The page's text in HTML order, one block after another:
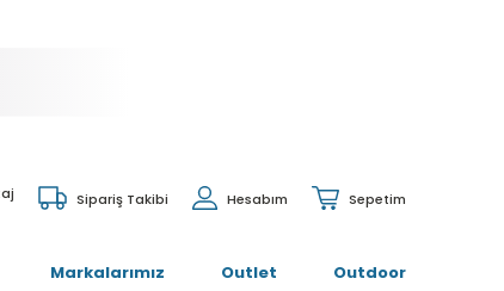
Sepetim
Hesabım
Sipariş Takibi
Markalarımız Outlet Outdoor